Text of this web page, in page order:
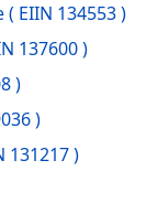
( EIIN 134553 )
137600 )
)
)
131217 )